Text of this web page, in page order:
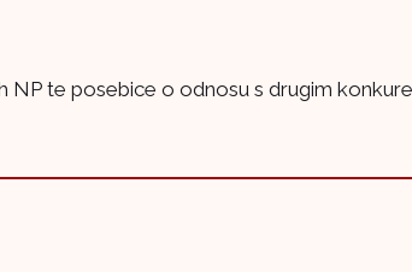
NP te posebice o odnosu s drugim